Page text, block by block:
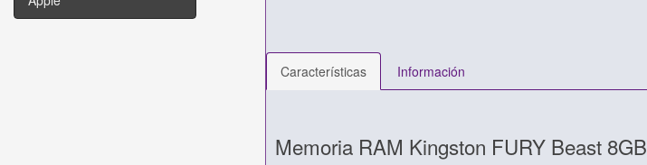
Características Información
Memoria RAM Kingston FURY Beast 8GB